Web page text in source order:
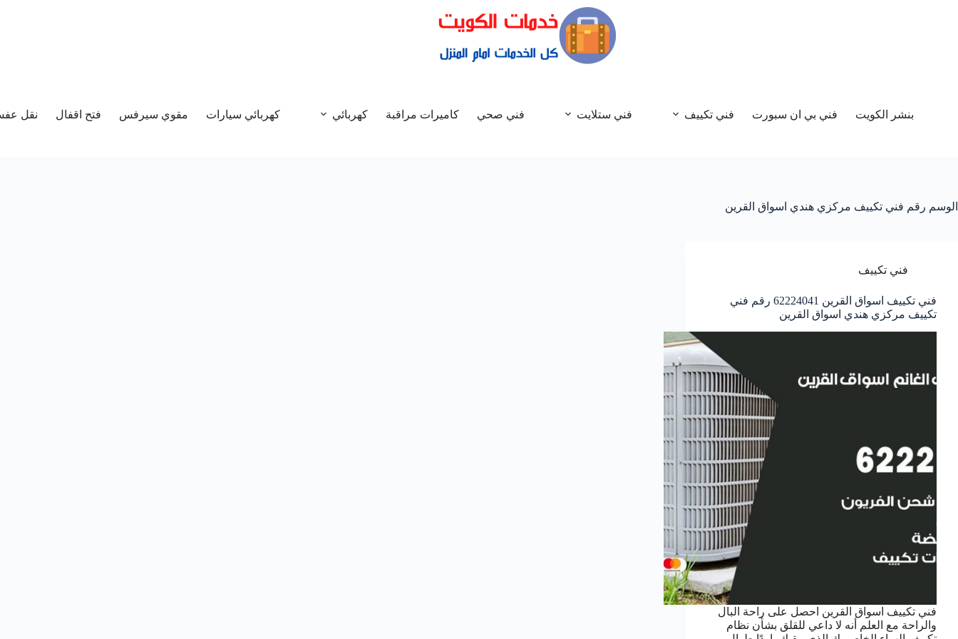
بنشر الكويت فني بي ان سبورت فني تكييف فني ستلايت فني صحي كاميرات مراقبة كهربائي كهربائي سيارات مقوي سيرفس فتح اقفال نقل
الوسم رقم فني تكييف مركزي هندي اسواق القرين
فني تكييف
فني تكييف اسواق القرين 62224041 رقم فني
تكييف مركزي هندي اسواق القرين
فني تكييف اسواق القرين احصل على راحة البال
والراحة مع العلم أنه لا داعي للقلق بشأن نظام